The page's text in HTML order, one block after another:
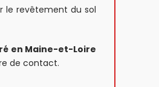
le revêtement du sol
en Maine-et-Loire
de contact.